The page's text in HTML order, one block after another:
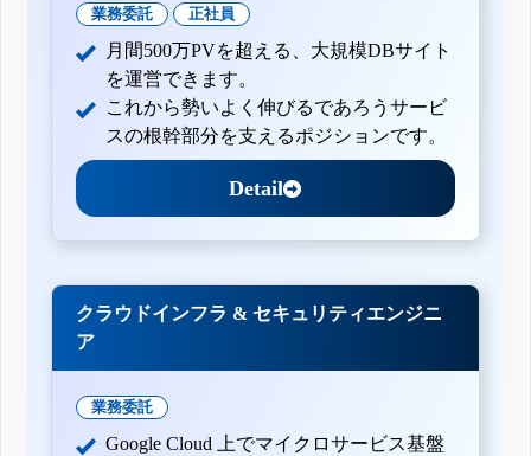
業務委託 正社員
月間500万PVを超える、大規模DBサイト
を運営できます。
これから勢いよく伸びるであろうサービ
スの根幹部分を支えるポジションです。
Detail
クラウドインフラ & セキュリティエンジニ
ア
業務委託
Google Cloud 上でマイクロサービス基盤